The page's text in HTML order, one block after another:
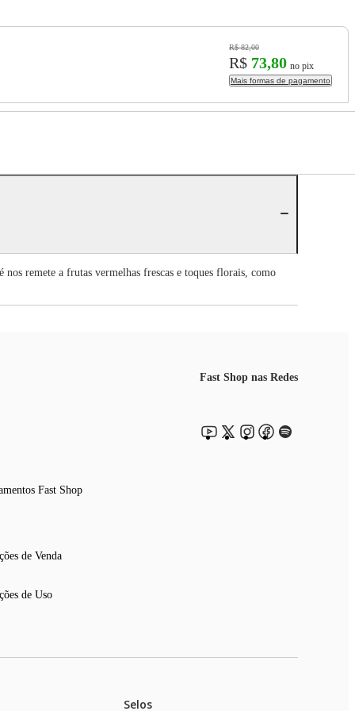
R$ 82,00
R$ 73,80 no pix
Mais formas de pagamento
remete a frutas vermelhas frescas e toques florais, como
Fast Shop
de Venda
de Uso
Fast Shop nas Redes
Selos